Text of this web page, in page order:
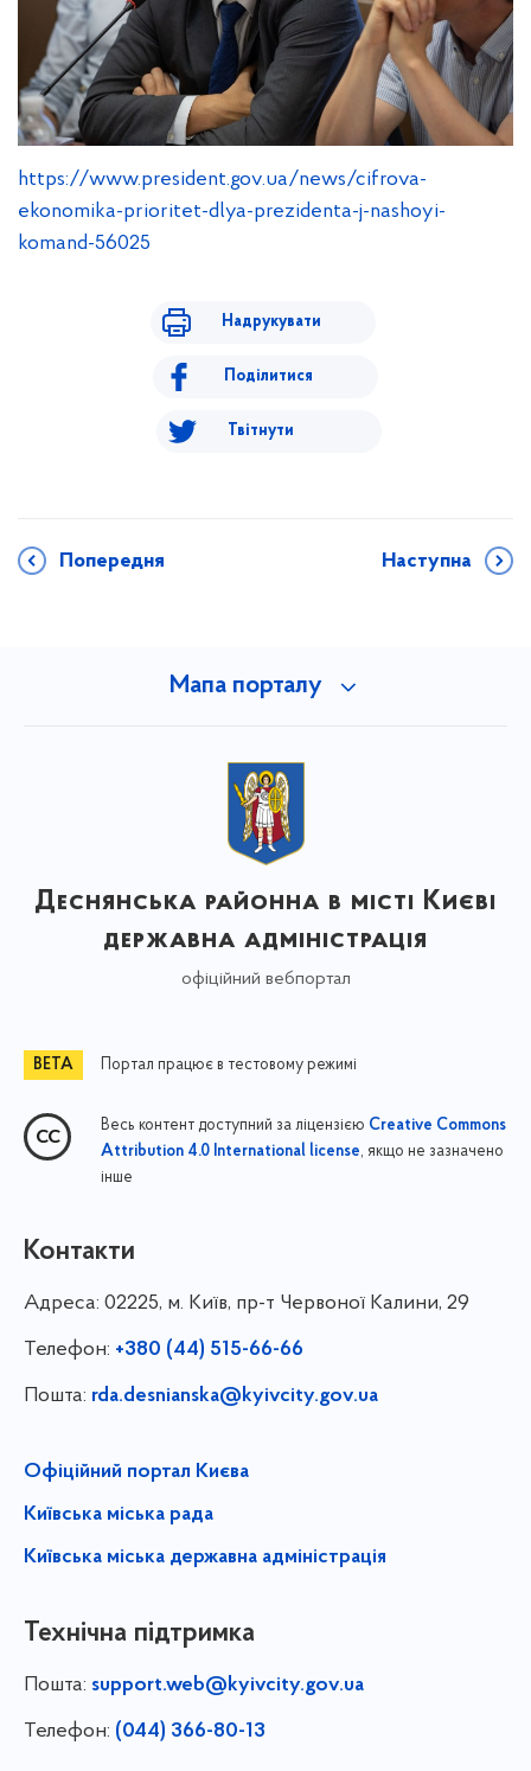
https://www.president.gov.ua/news/cifrova-
ekonomika-prioritet-dlya-prezidenta-j-nashoyi-
komand-56025
Надрукувати
Поділитися
Твітнути
Попередня Наступна
Мапа порталу
Деснянська районна в місті Києві
державна адміністрація
офіційний вебпортал
Портал працює в тестовому режимі
Весь контент доступний за ліцензією Creative Commons
Attribution 4.0 International license, якщо не зазначено
інше
Контакти
Адреса: 02225, м. Київ, пр-т Червоної Калини, 29
Телефон: +380 (44) 515-66-66
Пошта: rda.desnianska@kyivcity.gov.ua
Офіційний портал Києва
Київська міська рада
Київська міська державна адміністрація
Технічна підтримка
Пошта: support.web@kyivcity.gov.ua
Телефон: (044) 366-80-13